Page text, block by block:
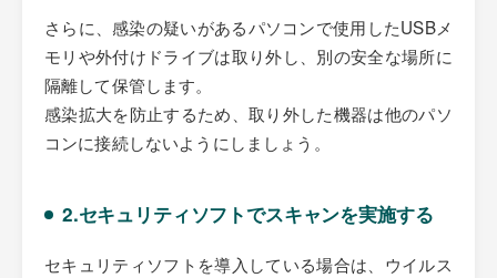
さらに、感染の疑いがあるパソコンで使用したUSBメ
モリや外付けドライブは取り外し、別の安全な場所に
隔離して保管します。
感染拡大を防止するため、取り外した機器は他のパソ
コンに接続しないようにしましょう。
2.セキュリティソフトでスキャンを実施する
セキュリティソフトを導入している場合は、ウイルス